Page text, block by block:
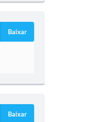
Baixar
Baixar